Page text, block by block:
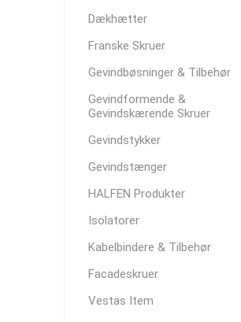
Dækhætter
Franske Skruer
Gevindbøsninger & Tilbehør
Gevindformende &
Gevindskærende Skruer
Gevindstykker
Gevindstænger
HALFEN Produkter
Isolatorer
Kabelbindere & Tilbehør
Facadeskruer
Vestas Item